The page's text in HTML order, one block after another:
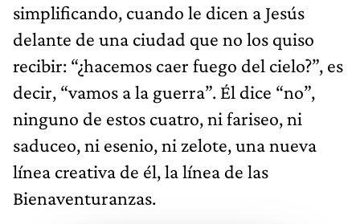
simplificando, cuando le dicen a Jesús
delante de una ciudad que no los quiso
recibir: “¿hacemos caer fuego del cielo?”, es
decir, “vamos a la guerra”. Él dice “no”,
ninguno de estos cuatro, ni fariseo, ni
saduceo, ni esenio, ni zelote, una nueva
línea creativa de él, la línea de las
Bienaventuranzas.